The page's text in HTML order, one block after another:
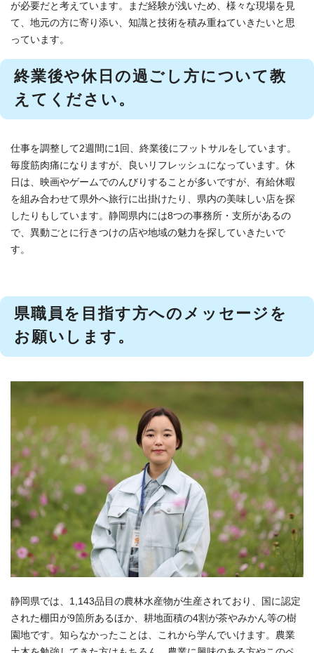
が必要だと考えています。まだ経験が浅いため、様々な現場を見
て、地元の方に寄り添い、知識と技術を積み重ねていきたいと思
っています。
終業後や休日の過ごし方について教
えてください。
仕事を調整して2週間に1回、終業後にフットサルをしています。
毎度筋肉痛になりますが、良いリフレッシュになっています。休
日は、映画やゲームでのんびりすることが多いですが、有給休暇
を組み合わせて県外へ旅行に出掛けたり、県内の美味しい店を探
したりもしています。静岡県内には8つの事務所・支所があるの
で、異動ごとに行きつけの店や地域の魅力を探していきたいで
す。
県職員を目指す方へのメッセージを
お願いします。
静岡県では、1,143品目の農林水産物が生産されており、国に認定
された棚田が9箇所あるほか、耕地面積の4割が茶やみかん等の樹
園地です。知らなかったことは、これから学んでいけます。農業